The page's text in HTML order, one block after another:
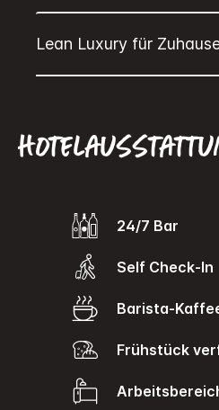
24/7 Bar
Self Check-In
Barista-
Frühstück